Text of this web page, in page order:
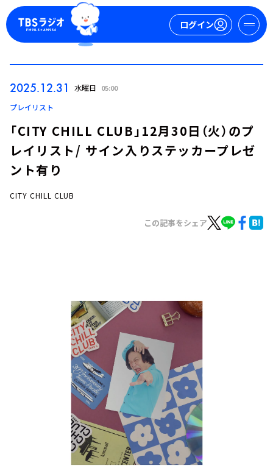
ログイン
YouTube
会社情報
2025.12.31 水曜日 05:00
プレイリスト
「CITY CHILL CLUB」12月30日（火）のプ
レイリスト/ サイン入りステッカープレゼ
ント有り
CITY CHILL CLUB
この記事をシェア